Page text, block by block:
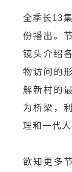
全季长13
份播出。
镜头介绍
物访问的
解新村的
为桥梁，
理和一代
欲知更多